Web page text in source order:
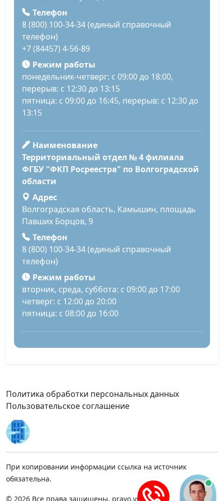
Телефон
8 (800) 100-34-34 (единый справочный
телефон)
+7 (84457) 4-56-89
Режим работы
понедельник-четверг: с 09:00 до 18:00,
перерыв: с 12:30 до 13:15
пятница: с 09:00 до 16:45, перерыв: с 12:30 до
13:15
Наименование
Территориальный отдел № 4 филиала
ФГБУ "ФКП Росреестра" по Волгоградской
области
Адрес
Волгоградская область, Камышин, площадь
Павших Борцов, 9
Телефон
8 (800) 100-34-34 (единый справочный
телефон)
Режим работы
вторник, среда, суббота: с 09:00 до 17:00
четверг: с 12:00 до 20:00
пятница: с 08:00 до 16:00
Политика обработки персональных данных
Пользовательское соглашение
При копировании информации ссылка на источник
обязательна.
© 2026 Все права защищены, pravo.vnmsk.ru.